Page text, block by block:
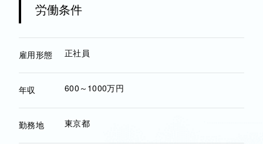
労働条件
雇用形態 正社員
年収 600～1000万円
勤務地 東京都